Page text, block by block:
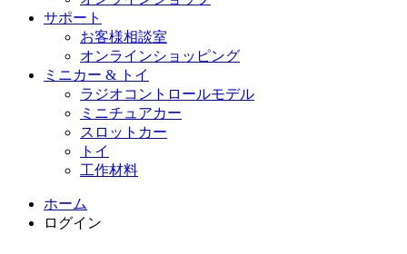
サポート
お客様相談室
オンラインショッピング
ミニカー & トイ
ラジオコントロールモデル
ミニチュアカー
スロットカー
トイ
工作材料
ホーム
ログイン